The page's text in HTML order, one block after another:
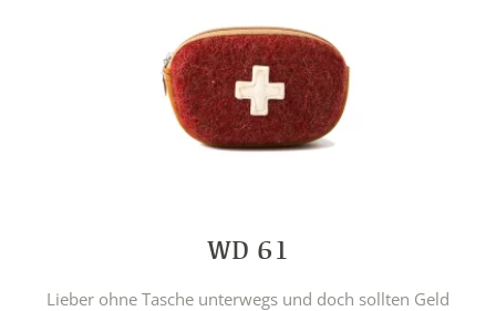
WD 61
Lieber ohne Tasche unterwegs und doch sollten Geld